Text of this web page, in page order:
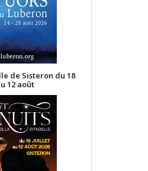
de Sisteron du 18
12 août